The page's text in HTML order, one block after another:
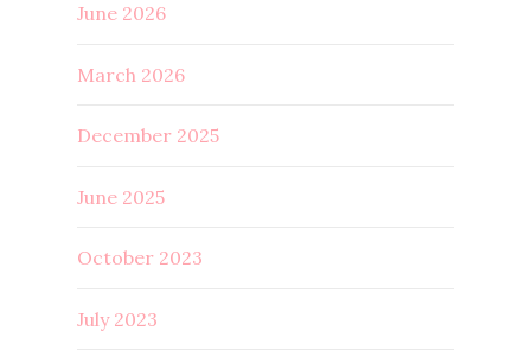
June 2026
March 2026
December 2025
June 2025
October 2023
July 2023